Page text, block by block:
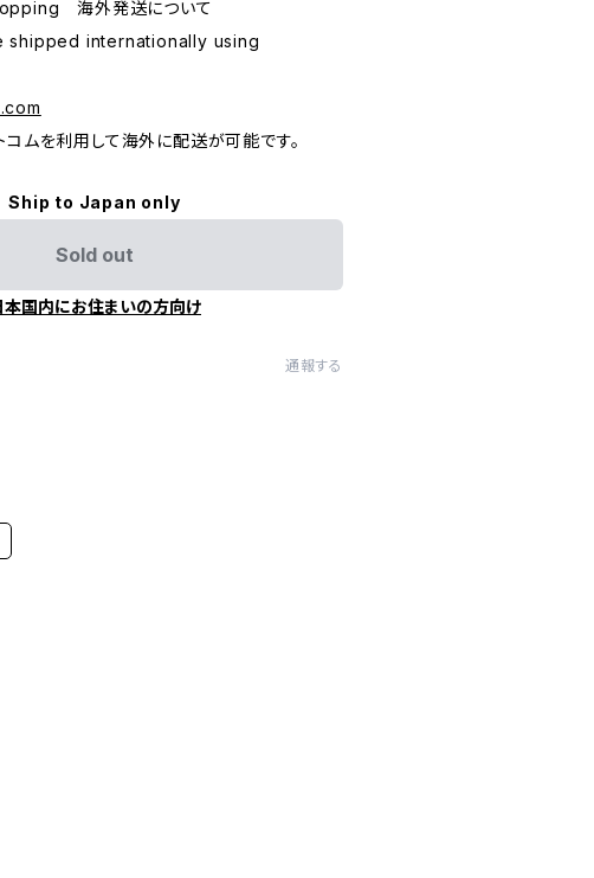
海外発送について
shipped internationally using
コムを利用して海外に配送が可能です。
Ship to Japan only
Sold out
本国内にお住まいの方向け
通報する